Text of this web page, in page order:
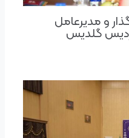
و مدیرعامل
گلدیس